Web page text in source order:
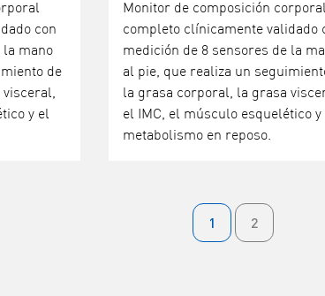
con
la mano
de
y el
Monitor de composición corporal
completo clínicamente validado
medición de 8 sensores de la
al pie, que realiza un
la grasa corporal, la grasa
el IMC, el músculo esquelético y
metabolismo en reposo.
1 2